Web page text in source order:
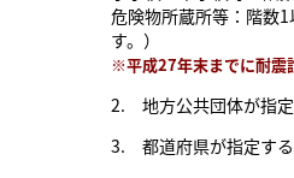
危険物所蔵所等：階数
す。）
※平成27年末までに耐震
2. 地方公共団体が指定
3. 都道府県が指定す